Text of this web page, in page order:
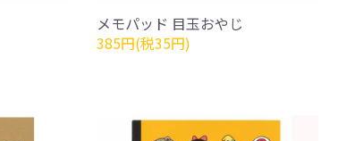
メモパッド 目玉おやじ
385円(税35円)